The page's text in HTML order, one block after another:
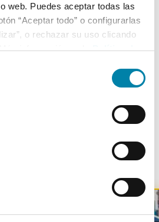
web. Puedes aceptar todas las
“Aceptar todo” o configurarlas
o rechazar su uso clicando
información en laPolítica de
Matriculación
08/02/2007
Tracción
Delantera
clientes satisfechos